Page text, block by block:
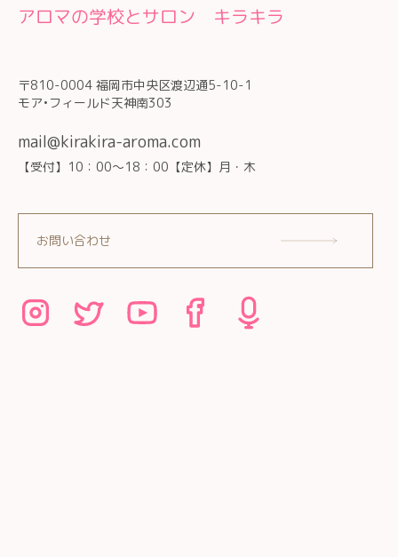
アロマの学校とサロン キラキラ
〒810-0004 福岡市中央区渡辺通5-10-1
モア•フィールド天神南303
mail@kirakira-aroma.com
【受付】10：00～18：00【定休】月・木
お問い合わせ